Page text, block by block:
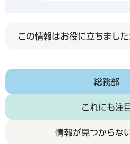
この情報はお役に立ちました
総務部
これにも注
情報が見つからな